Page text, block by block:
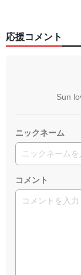
応援コメント
Sun
ニックネーム
コメント